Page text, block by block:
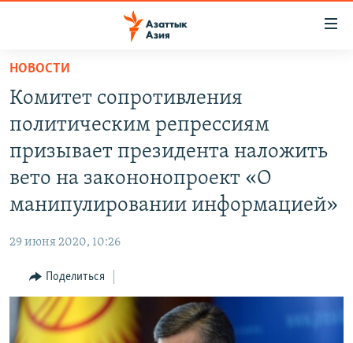
Вернуться
основному
содержанию
главной
навигации
ТОҶИКӢ
TÜRKMENÇE
ПОДПИШИТЕСЬ НА НАС В СОЦСЕТЯХ
Все сайты РСЕ/РС
НОВОСТИ
Комитет сопротивления
политическим репрессиям
призывает президента наложить
вето на закононопроект «О
манипулировании информацией»
29 июня 2020, 10:26
Поделиться